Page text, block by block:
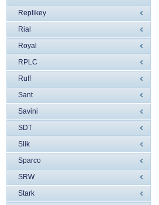
Replikey
Rial
Royal
RPLC
Ruff
Sant
Savini
SDT
Slik
Sparco
SRW
Stark